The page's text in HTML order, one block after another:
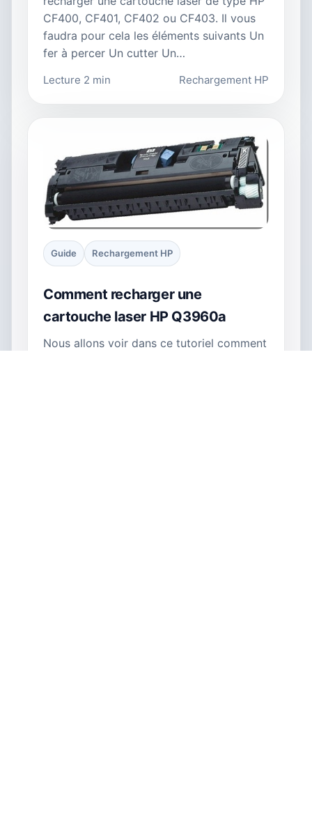
CF400, CF401, CF402 ou CF403. Il vous
faudra pour cela les éléments suivants Un
fer à percer Un cutter Un…
Lecture 2 min Rechargement HP
Guide Rechargement HP
Comment recharger une
cartouche laser HP Q3960a
Nous allons voir dans ce tutoriel comment